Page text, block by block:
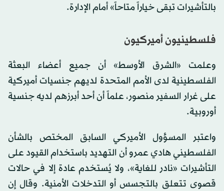
بالتأشيرات تبقى خياراً متاحاً» أمام الإدارة.
فلسطينيون أميركيون
وعلمت «الشرق الأوسط» أن جميع أعضاء البعثة
الفلسطينية لدى الأمم المتحدة لديهم جنسيات أميركية
على غرار السفير منصور، علماً أن أحد أبرزهم لديه جنسية
أوروبية.
واعتبر المسؤول الأميركي السابق المختص بالشأن
الفلسطيني هادي عمرو أن التهديد باستخدام القيود على
التأشيرات «نادر للغاية»، ولا يُستخدم عادة إلا في حالات
قصوى تتعلق بالتجسس أو التدخلات الأمنية. وقال إن